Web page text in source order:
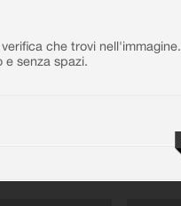
che trovi nell'immagine.
e senza spazi.